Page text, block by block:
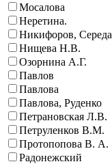
Мосалова
Неретина.
Никифоров, Середа
Нищева Н.В.
Озорнина А.Г.
Павлов
Павлова
Павлова, Руденко
Петрановская Л.В.
Петруленков В.М.
Протопопова В. А.
Радонежский